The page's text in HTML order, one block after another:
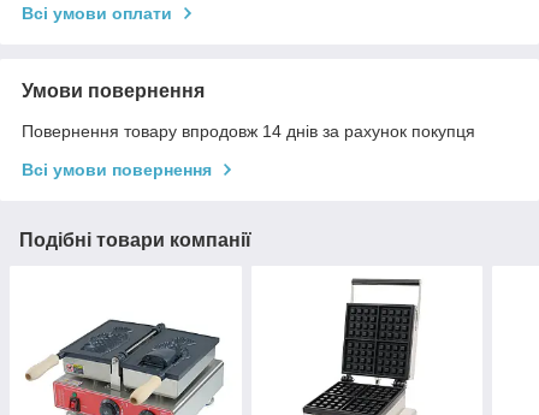
Всі умови оплати
Умови повернення
Повернення товару впродовж 14 днів за рахунок покупця
Всі умови повернення
Подібні товари компанії